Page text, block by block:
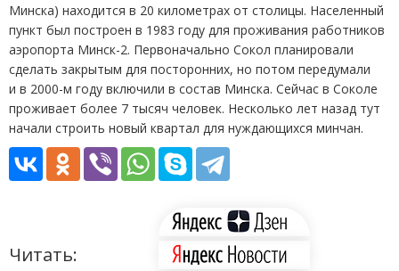
Минска) находится в 20 километрах от столицы. Населенный
пункт был построен в 1983 году для проживания работников
аэропорта Минск-2. Первоначально Сокол планировали
сделать закрытым для посторонних, но потом передумали
и в 2000-м году включили в состав Минска. Сейчас в Соколе
проживает более 7 тысяч человек. Несколько лет назад тут
начали строить новый квартал для нуждающихся минчан.
Читать: